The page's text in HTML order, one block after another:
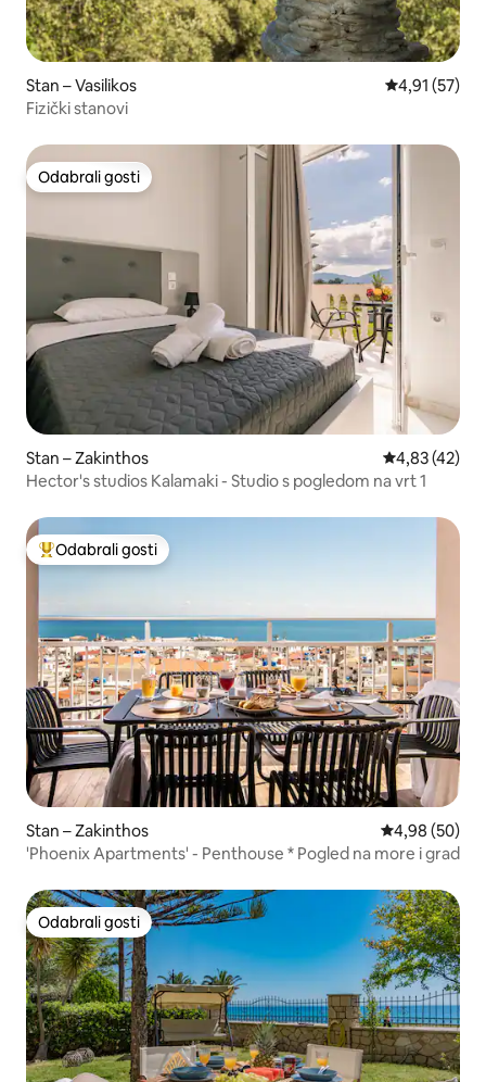
Stan – Vasilikos Prosječna
4,91 (57)
Fizički stanovi
Odabrali gosti
Odabrali gosti
Stan – Zakinthos Prosječna
4,83 (42)
Hector's studios Kalamaki - Studio s pogledom na vrt 1
Među najviše rangiranima s oznakom „Odabrali gosti”
Odabrali gosti
Stan – Zakinthos Prosječna
4,98 (50)
'Phoenix Apartments' - Penthouse * Pogled na more i grad
Odabrali gosti
Odabrali gosti